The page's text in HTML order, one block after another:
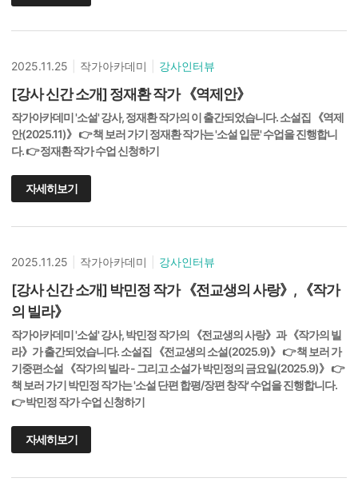
2025.11.25 작가아카데미 강사인터뷰
[강사 신간 소개] 정재환 작가 《역제안》
작가아카데미 '소설' 강사, 정재환 작가의 이 출간되었습니다. 소설집 《역제
안(2025.11)》 👉 책 보러 가기 정재환 작가는 '소설 입문' 수업을 진행합니
다. 👉 정재환 작가 수업 신청하기
자세히보기
2025.11.25 작가아카데미 강사인터뷰
[강사 신간 소개] 박민정 작가 《전교생의 사랑》, 《작가
의 빌라》
작가아카데미 '소설' 강사, 박민정 작가의 《전교생의 사랑》과 《작가의 빌
라》가 출간되었습니다. 소설집 《전교생의 소설(2025.9)》 👉 책 보러 가
기중편소설 《작가의 빌라 - 그리고 소설가 박민정의 금요일(2025.9)》 👉
책 보러 가기 박민정 작가는 '소설 단편 합평/장편 창작' 수업을 진행합니다.
👉 박민정 작가 수업 신청하기
자세히보기